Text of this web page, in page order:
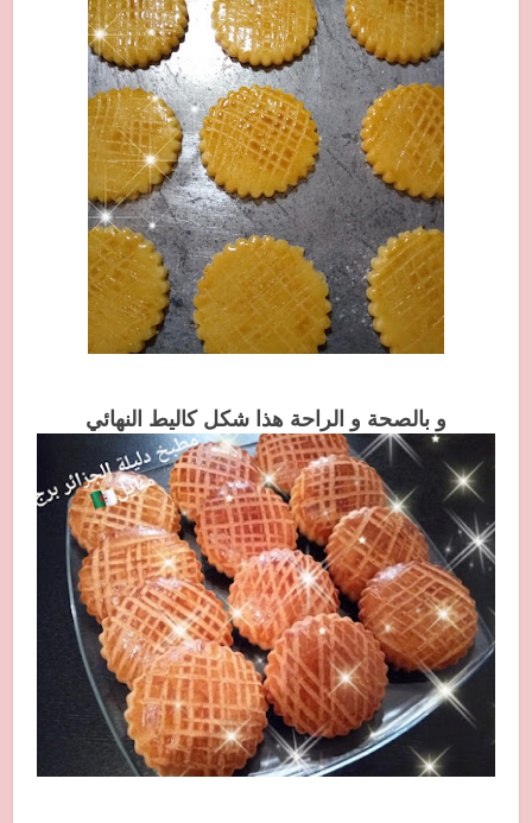
و بالصحة و الراحة هذا شكل كاليط النهائي